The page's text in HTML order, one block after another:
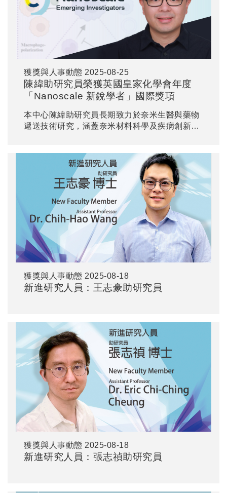
獲獎與人事動態 2025-08-25
陳緯助研究員榮獲英國皇家化學會年度
「Nanoscale 新銳學者」國際獎項
本中心陳緯助研究員長期致力於奈米生醫與藥物
遞送技術研究，涵蓋奈米材料科學及疾病創新治
獲獎與人事動態 2025-08-18
新進研究人員：王志豪助研究員
獲獎與人事動態 2025-08-18
新進研究人員：張志禎助研究員